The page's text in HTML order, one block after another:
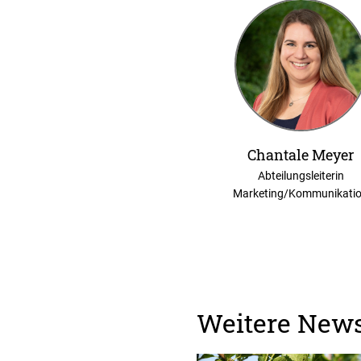
Chantale Meyer
Abteilungsleiterin
Marketing/
Weitere